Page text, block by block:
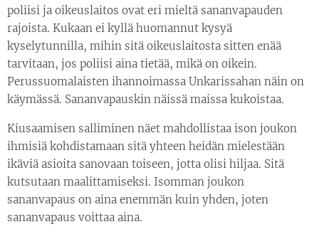
poliisi ja oikeuslaitos ovat eri mieltä sananvapauden
rajoista. Kukaan ei kyllä huomannut kysyä
kyselytunnilla, mihin sitä oikeuslaitosta sitten enää
tarvitaan, jos poliisi aina tietää, mikä on oikein.
Perussuomalaisten ihannoimassa Unkarissahan näin on
käymässä. Sananvapauskin näissä maissa kukoistaa.
Kiusaamisen salliminen näet mahdollistaa ison joukon
ihmisiä kohdistamaan sitä yhteen heidän mielestään
ikäviä asioita sanovaan toiseen, jotta olisi hiljaa. Sitä
kutsutaan maalittamiseksi. Isomman joukon
sananvapaus on aina enemmän kuin yhden, joten
sananvapaus voittaa aina.